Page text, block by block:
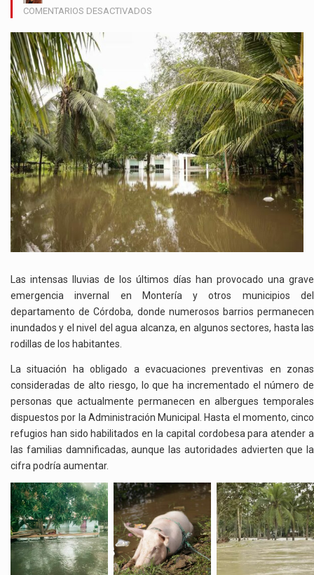
COMENTARIOS DESACTIVADOS
INVERNAL
MANTIENE
BAJO
EL
AGUA
A
MONTERÍA
Y
VARIOS
MUNICIPIOS
DE
CÓRDOBA
Las intensas lluvias de los últimos días han provocado una grave
emergencia invernal en Montería y otros municipios del
departamento de Córdoba, donde numerosos barrios permanecen
inundados y el nivel del agua alcanza, en algunos sectores, hasta las
rodillas de los habitantes.
La situación ha obligado a evacuaciones preventivas en zonas
consideradas de alto riesgo, lo que ha incrementado el número de
personas que actualmente permanecen en albergues temporales
dispuestos por la Administración Municipal. Hasta el momento, cinco
refugios han sido habilitados en la capital cordobesa para atender a
las familias damnificadas, aunque las autoridades advierten que la
cifra podría aumentar.